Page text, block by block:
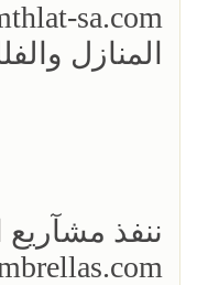
المنازل
ننفذ مشآريع